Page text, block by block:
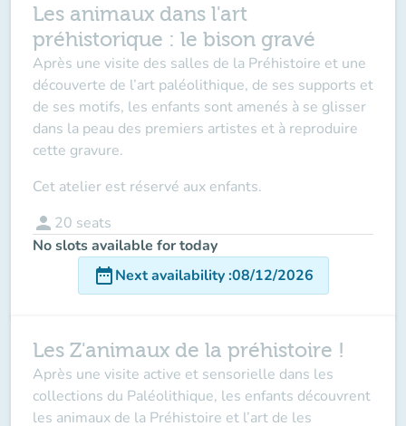
Les animaux dans l'art
préhistorique : le bison gravé
Après une visite des salles de la Préhistoire et une
découverte de l’art paléolithique, de ses supports et
de ses motifs, les enfants sont amenés à se glisser
dans la peau des premiers artistes et à reproduire
cette gravure.
Cet atelier est réservé aux enfants.
person 20 seats
No slots available for today
date_rangeNext availability:08/12/2026
Les Z'animaux de la préhistoire !
Après une visite active et sensorielle dans les
collections du Paléolithique, les enfants découvrent
les animaux de la Préhistoire et l’art de les